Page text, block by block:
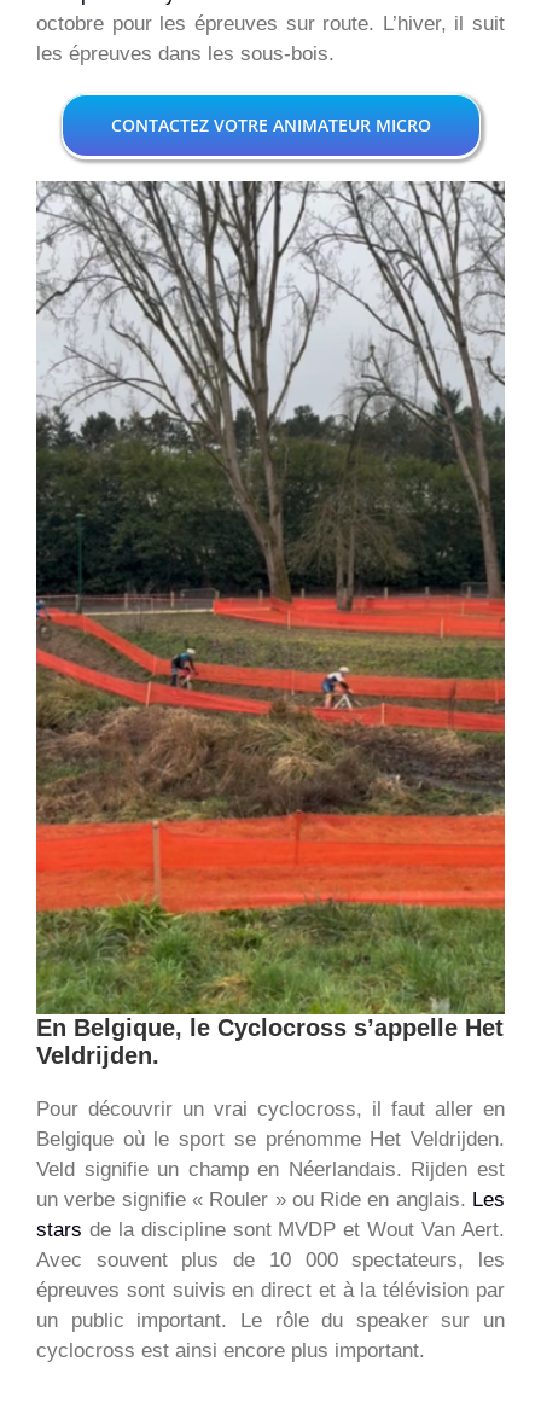
octobre pour les épreuves sur route. L’hiver, il suit
les épreuves dans les sous-bois.
CONTACTEZ VOTRE ANIMATEUR MICRO
En Belgique, le Cyclocross s’appelle Het
Veldrijden.
Pour découvrir un vrai cyclocross, il faut aller en
Belgique où le sport se prénomme Het Veldrijden.
Veld signifie un champ en Néerlandais. Rijden est
un verbe signifie « Rouler » ou Ride en anglais. Les
stars de la discipline sont MVDP et Wout Van Aert.
Avec souvent plus de 10 000 spectateurs, les
épreuves sont suivis en direct et à la télévision par
un public important. Le rôle du speaker sur un
cyclocross est ainsi encore plus important.